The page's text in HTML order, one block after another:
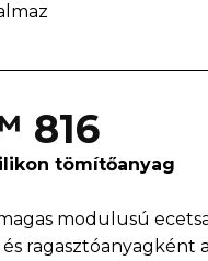
816
tömítőanyag
modulusú
ragasztóanyagként